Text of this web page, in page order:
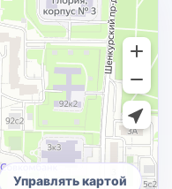
Управлять картой